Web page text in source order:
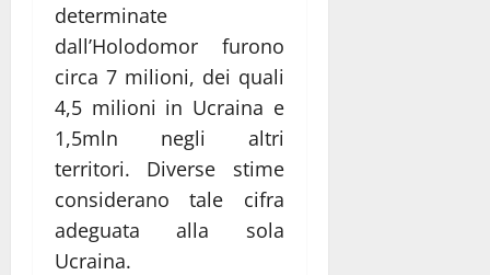
determinate
dall’Holodomor furono
circa 7 milioni, dei quali
4,5 milioni in Ucraina e
1,5mln negli altri
territori. Diverse stime
considerano tale cifra
adeguata alla sola
Ucraina.